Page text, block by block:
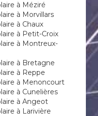
à Méziré
à Morvillars
à Chaux
à Petit-Croix
à Montreux-
à Bretagne
à Reppe
à Menoncourt
à Cunelières
à Angeot
à Larivière